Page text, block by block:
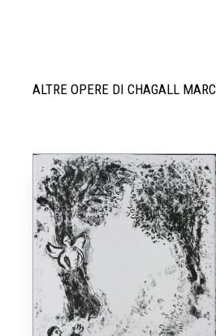
ALTRE OPERE DI CHAGALL MARC